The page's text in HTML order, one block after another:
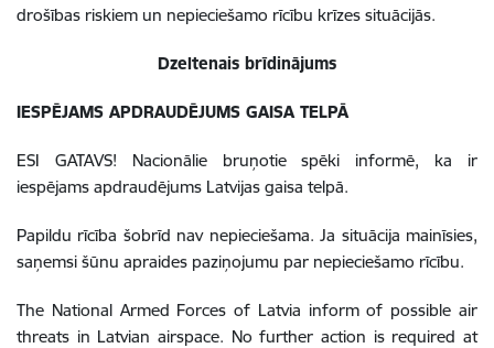
drošības riskiem un nepieciešamo rīcību krīzes situācijās.
Dzeltenais brīdinājums
IESPĒJAMS APDRAUDĒJUMS GAISA TELPĀ
ESI GATAVS! Nacionālie bruņotie spēki informē, ka ir
iespējams apdraudējums Latvijas gaisa telpā.
Papildu rīcība šobrīd nav nepieciešama. Ja situācija mainīsies,
saņemsi šūnu apraides paziņojumu par nepieciešamo rīcību.
The National Armed Forces of Latvia inform of possible air
threats in Latvian airspace. No further action is required at